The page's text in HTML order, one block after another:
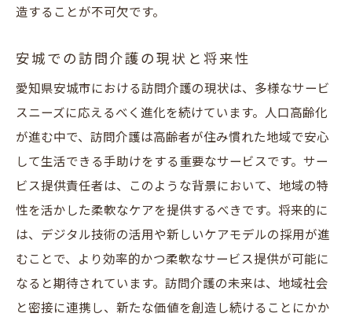
型訪問介護の秘訣
利用者と地域社会の信頼関係の構築
訪問介護でのチームワークの強化方法
サービス提供責任者としてのリーダーシッ
プの育成
地域社会のニーズに応えるための柔軟な対
応
安城市の訪問介護で求められるサービス提供責
訪問介護で必要な基本的なスキルセット
造することが不可欠です。
安城での訪問介護の現状と将来性
愛知県安城市における訪問介護の現状は、多様なサービ
スニーズに応えるべく進化を続けています。人口高齢化
が進む中で、訪問介護は高齢者が住み慣れた地域で安心
して生活できる手助けをする重要なサービスです。サー
ビス提供責任者は、このような背景において、地域の特
性を活かした柔軟なケアを提供するべきです。将来的に
は、デジタル技術の活用や新しいケアモデルの採用が進
むことで、より効率的かつ柔軟なサービス提供が可能に
なると期待されています。訪問介護の未来は、地域社会
と密接に連携し、新たな価値を創造し続けることにかか